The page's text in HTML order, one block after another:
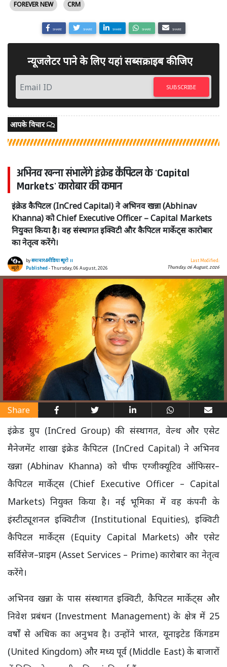
FOREVER NEW
CRM
SHARE SHARE SHARE SHARE SHARE
न्यूजलेटर पाने के लिए यहां सब्सक्राइब कीजिए
SUBSCRIBE
आपके विचार
अभिनव खन्ना संभालेंगे इंक्रेड कैपिटल के 'Capital
Markets' कारोबार की कमान
इंक्रेड कैपिटल (InCred Capital) ने अभिनव खन्ना (Abhinav
Khanna) को Chief Executive Officer – Capital Markets
नियुक्त किया है। वह संस्थागत इक्विटी और कैपिटल मार्केट्स कारोबार
का नेतृत्व करेंगे।
byसमाचार4मीडिया ब्यूरो ।।
Published- Thursday, 06 August, 2026
Last Modified:
Thursday, 06 August, 2026
Share
इंक्रेड ग्रुप (InCred Group) की संस्थागत, वेल्थ और एसेट
मैनेजमेंट शाखा इंक्रेड कैपिटल (InCred Capital) ने अभिनव
खन्ना (Abhinav Khanna) को चीफ एग्जीक्यूटिव ऑफिसर–
कैपिटल मार्केट्स (Chief Executive Officer – Capital
Markets) नियुक्त किया है। नई भूमिका में वह कंपनी के
इंस्टीट्यूशनल इक्विटीज (Institutional Equities), इक्विटी
कैपिटल मार्केट्स (Equity Capital Markets) और एसेट
सर्विसेज–प्राइम (Asset Services – Prime) कारोबार का नेतृत्व
करेंगे।
अभिनव खन्ना के पास संस्थागत इक्विटी, कैपिटल मार्केट्स और
निवेश प्रबंधन (Investment Management) के क्षेत्र में 25
वर्षों से अधिक का अनुभव है। उन्होंने भारत, यूनाइटेड किंगडम
(United Kingdom) और मध्य पूर्व (Middle East) के बाजारों